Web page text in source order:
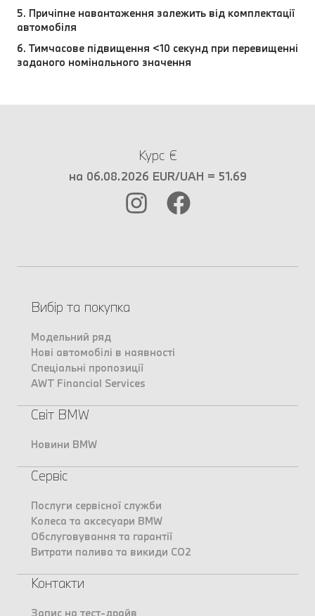
5. Причіпне навантаження залежить від комплектації
автомобіля
6. Тимчасове підвищення <10 секунд при перевищенні
заданого номінального значення
Курс €
на 06.08.2026 EUR/UAH = 51.69
Вибір та покупка
Модельний ряд
Нові автомобілі в наявності
Спеціальні пропозиції
AWT Financial Services
Світ BMW
Новини BMW
Сервіс
Послуги сервісної служби
Колеса та аксесуари BMW
Обслуговування та гарантії
Витрати палива та викиди CO2
Контакти
Запис на тест-драйв